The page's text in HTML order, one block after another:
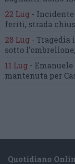
22 Lug - Incidente
feriti, strada
28 Lug - Tragedia
sotto l’ombrellone,
11 Lug -
mantenuta per
Quotidiano